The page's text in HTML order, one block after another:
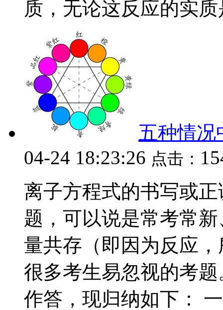
质，无论这反应的实质
五种情况
04-24 18:23:26 点击：
离子方程式的书写或
题，可以说是常考常
量共存（即因为反应
很多考生易忽视的考
作答，现归纳如下：